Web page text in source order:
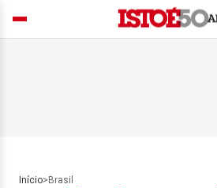
Início> Brasil